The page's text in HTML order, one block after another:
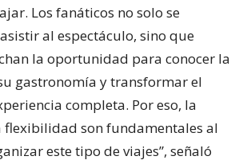
Los fanáticos no solo se
al espectáculo, sino que
la oportunidad para conocer la
gastronomía y transformar el
completa. Por eso, la
flexibilidad son fundamentales al
este tipo de viajes”, señaló